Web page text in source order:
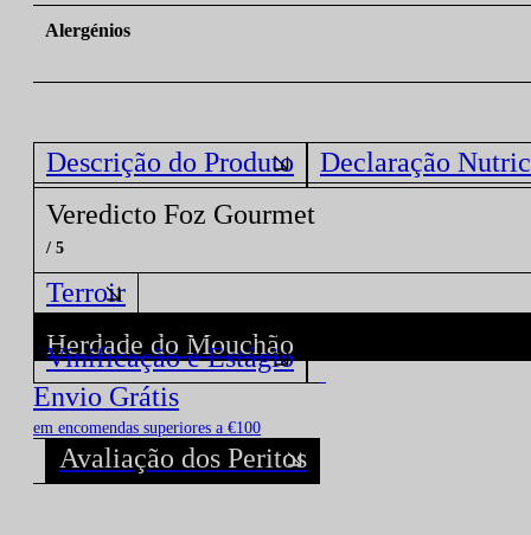
Alergénios
Descrição do Produto
Declaração
Veredicto Foz Gourmet
/ 5
Terroir
Herdade do Mouchão
Descubra todos os Vinhos deste Produtor!
Vinificação e Estágio
Envio Grátis
em encomendas superiores a €100
Avaliação dos Peritos